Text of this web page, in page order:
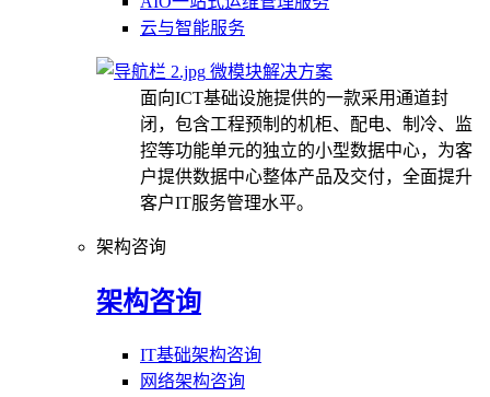
云与智能服务
微模块解决方案
面向ICT基础设施提供的一款采用通道封
闭，包含工程预制的机柜、配电、制冷、监
控等功能单元的独立的小型数据中心，为客
户提供数据中心整体产品及交付，全面提升
客户IT服务管理水平。
架构咨询
架构咨询
IT基础架构咨询
网络架构咨询